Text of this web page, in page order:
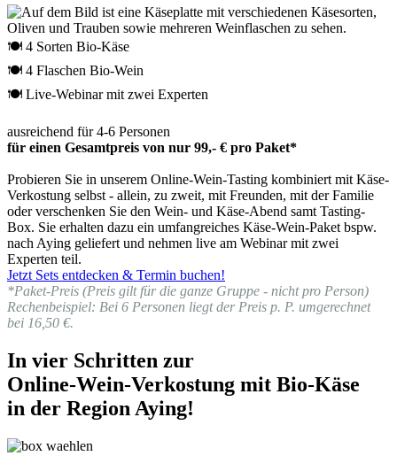
🍽 4 Sorten Bio-Käse
🍽 4 Flaschen Bio-Wein
🍽 Live-Webinar mit zwei Experten
ausreichend für 4-6 Personen
für einen Gesamtpreis von nur 99,- € pro Paket*
Probieren Sie in unserem Online-Wein-Tasting kombiniert mit Käse-
Verkostung selbst - allein, zu zweit, mit Freunden, mit der Familie
oder verschenken Sie den Wein- und Käse-Abend samt Tasting-
Box. Sie erhalten dazu ein umfangreiches Käse-Wein-Paket bspw.
nach Aying geliefert und nehmen live am Webinar mit zwei
Experten teil.
Jetzt Sets entdecken & Termin buchen!
*Paket-Preis (Preis gilt für die ganze Gruppe - nicht pro Person)
Rechenbeispiel: Bei 6 Personen liegt der Preis p. P. umgerechnet
bei 16,50 €.
In vier Schritten zur
Online-Wein-Verkostung mit Bio-Käse
in der Region Aying!